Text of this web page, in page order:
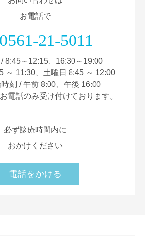
お電話で
0561-21-5011
8:45～12:15、16:30～19:00
～ 11:30、土曜日 8:45 ～ 12:00
刻 / 午前 8:00、午後 16:00
電話のみ受け付けております。
必ず診療時間内に
おかけください
電話をかける